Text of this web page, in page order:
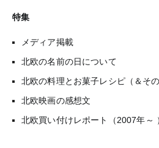
特集
メディア掲載
北欧の名前の日について
北欧の料理とお菓子レシピ（＆そ
北欧映画の感想文
北欧買い付けレポート（2007年～